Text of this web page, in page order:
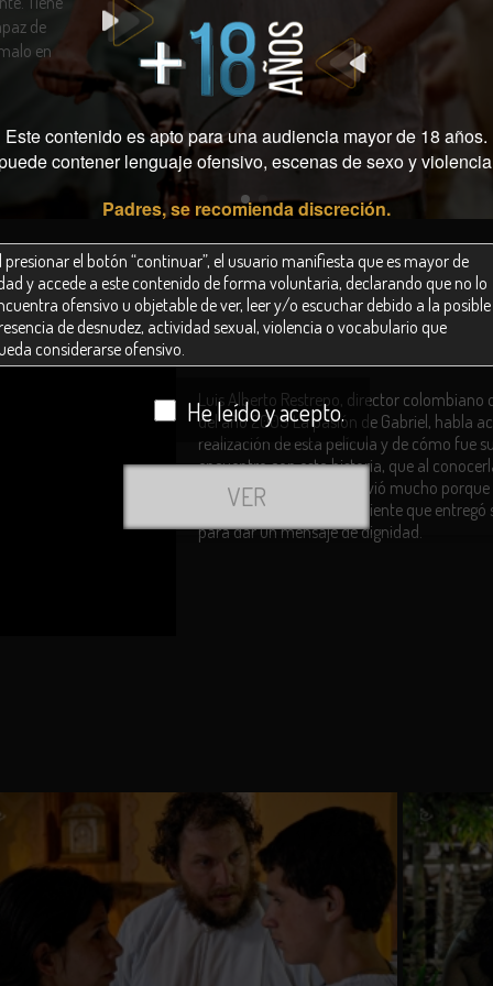
Este contenido es apto para una audiencia mayor de 18 años.
contener lenguaje ofensivo, escenas de sexo y
Padres, se recomienda discreción.
presionar el botón “continuar”, el usuario manifiesta que es mayor de
y accede a este contenido de forma voluntaria, declarando que no lo
ofensivo u objetable de ver, leer y/o escuchar debido a la posible
de desnudez, actividad sexual, violencia o vocabulario que
considerarse ofensivo.
usuario se compromete a no facilitar el acceso a esta página web a
persona menor de 18 años.
usuario entiende queRTVCPlay.cono tiene la obligación legal de
material que pueda ser considerado objetable u ofensivo.
usuario entiende queRTVCPlay.cono autoriza el uso de sus signos
ni la copia, publicación, distribución o difusión del material
He leído y acepto.
VER
de
en
EL PADRE "GABRIEL", UN
HÉROE CON MUCHAS
Luis Alberto Restrepo, director colombiano
del año 2009 La pasión de Gabriel, habla
realización de esta película y de cómo fue
encuentro con esta historia, que al
primera mano, lo conmovió mucho
historia de un hombre valiente que entregó
para dar un mensaje de dignidad.